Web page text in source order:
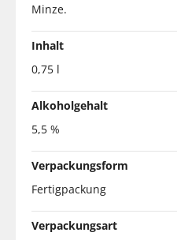
Minze.
Inhalt
0,75 l
Alkoholgehalt
5,5 %
Verpackungsform
Fertigpackung
Verpackungsart